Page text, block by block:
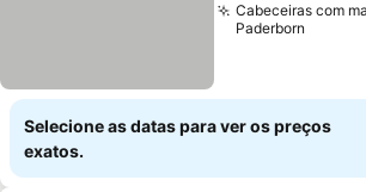
Cabeceiras com
Paderborn
Selecione as datas para ver os preços
exatos.